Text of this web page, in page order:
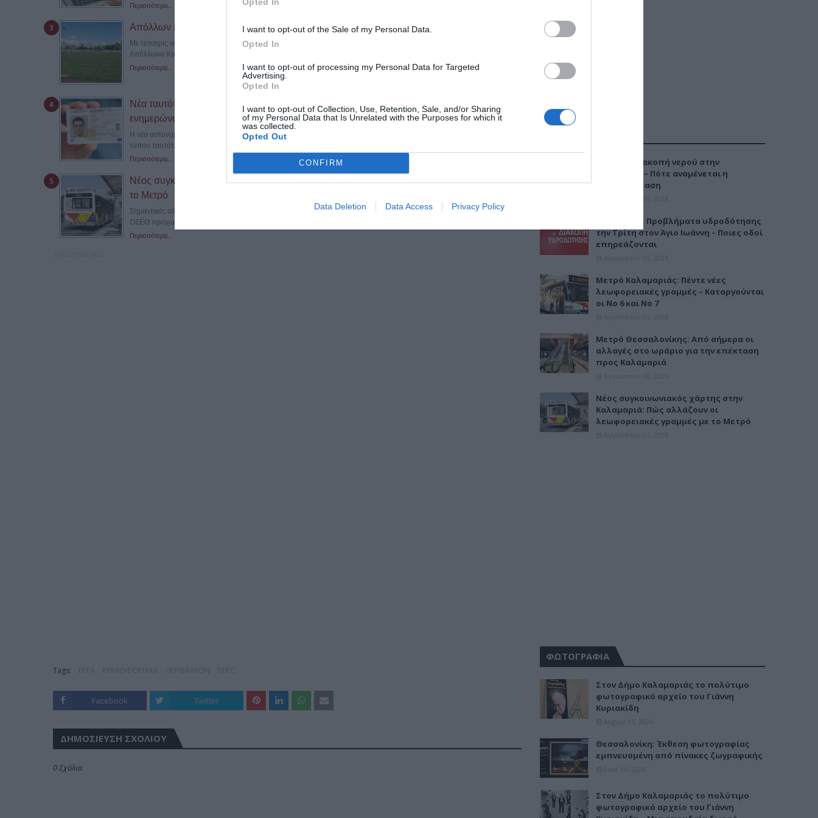
I want to opt-out of the Sale of my Personal Data.
Opted In
I want to opt-out of processing my Personal Data for Targeted
Advertising.
Opted In
I want to opt-out of Collection, Use, Retention, Sale, and/or Sharing
of my Personal Data that Is Unrelated with the Purposes for which it
was collected.
Opted Out
CONFIRM
Data Deletion Data Access Privacy Policy
Περισσότερα...
Απόλλων Καλαμαριάς: Τέσσερις μεταγραφές, επτά ανανεώσεις και πρεμιέρα στο Κύπελλο
Με τέσσερις νέες μεταγραφές και επτά ανανεώσεις ποδοσφαιριστών συνεχίζεται η διαμόρφωση του ρόστερ του
Απόλλωνα Καλαμαριάς ενόψει της νέας...
Περισσότερα...
Νέα ταυτότητα: Ποιες υπηρεσίες πρέπει να ενημερώσετε για τα νέα στοιχεία και ποιες
ενημερώνονται αυτόματα
Η νέα αστυνομική ταυτότητα αποτελεί πλέον απαραίτητη προϋπόθεση για τα ταξίδια στο εξωτερικό, καθώς οι παλαιού
τύπου ταυτότητες δεν...
Περισσότερα...
Νέος συγκοινωνιακός χάρτης στην Καλαμαριά: Πώς αλλάζουν οι λεωφορειακές γραμμές με
το Μετρό
Σημαντικές αλλαγές στις καθημερινές μετακινήσεις φέρνει στην Καλαμαριά η λειτουργία της επέκτασης του Μετρό. Ο
ΟΣΕΘ προχωρά στη δεύτερη...
Περισσότερα...
Tags:
Facebook Twitter
ΔΗΜΟΣΊΕΥΣΗ ΣΧΟΛΊΟΥ
0 Σχόλια
Έκτακτη διακοπή νερού στην
Καλαμαριά – Πότε αναμένεται η
αποκατάσταση
Καλαμαριά: Προβλήματα υδροδότησης
την Τρίτη στον Άγιο Ιωάννη – Ποιες οδοί
επηρεάζονται
Μετρό Καλαμαριάς: Πέντε νέες
λεωφορειακές γραμμές – Καταργούνται
οι Νο 6 και Νο 7
Μετρό Θεσσαλονίκης: Από σήμερα οι
αλλαγές στο ωράριο για την επέκταση
προς Καλαμαριά
Νέος συγκοινωνιακός χάρτης στην
Καλαμαριά: Πώς αλλάζουν οι
λεωφορειακές γραμμές με το Μετρό
ΦΩΤΟΓΡΑΦΙΑ
Στον Δήμο Καλαμαριάς το πολύτιμο
φωτογραφικό αρχείο του Γιάννη
Κυριακίδη
Θεσσαλονίκη: Έκθεση φωτογραφίας
εμπνευσμένη από πίνακες ζωγραφικής
Στον Δήμο Καλαμαριάς το πολύτιμο
φωτογραφικό αρχείο του Γιάννη